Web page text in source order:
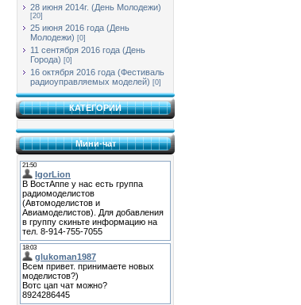
28 июня 2014г. (День Молодежи)
[20]
25 июня 2016 года (День
Молодежи) [0]
11 сентября 2016 года (День
Города) [0]
16 октября 2016 года (Фестиваль
радиоуправляемых моделей) [0]
КАТЕГОРИИ
Мини-чат